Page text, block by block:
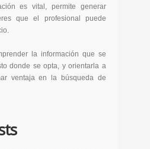
es vital, permite generar
que el profesional puede
la información que se
donde se opta, y orientarla a
ventaja en la búsqueda de